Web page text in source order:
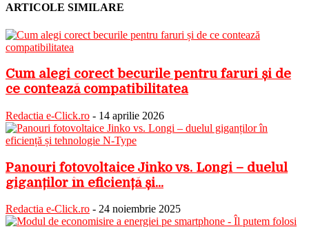
ARTICOLE SIMILARE
Cum alegi corect becurile pentru faruri și de
ce contează compatibilitatea
Redactia e-Click.ro - 14 aprilie 2026
Panouri fotovoltaice Jinko vs. Longi – duelul
giganților în eficiență și...
Redactia e-Click.ro - 24 noiembrie 2025